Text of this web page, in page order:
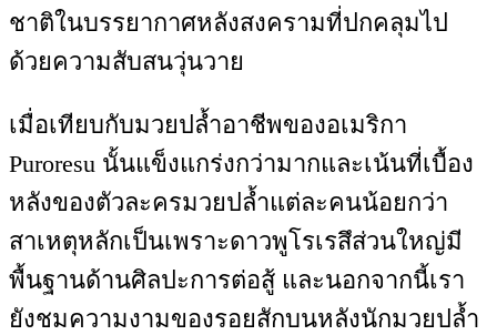
ชาติในบรรยากาศหลังสงครามที่ปกคลุมไป
ด้วยความสับสนวุ่นวาย
เมื่อเทียบกับมวยปล้ำอาชีพของอเมริกา
Puroresu นั้นแข็งแกร่งกว่ามากและเน้นที่เบื้อง
หลังของตัวละครมวยปล้ำแต่ละคนน้อยกว่า
สาเหตุหลักเป็นเพราะดาวพูโรเรสึส่วนใหญ่มี
พื้นฐานด้านศิลปะการต่อสู้ และนอกจากนี้เรา
ยังชมความงามของรอยสักบนหลังนักมวยปล้ำ